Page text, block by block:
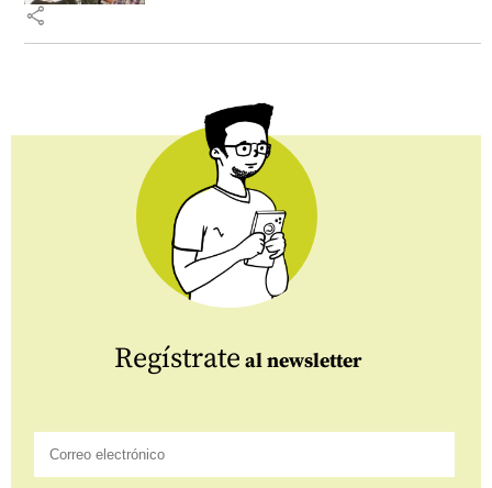
share
Regístrate al newsletter